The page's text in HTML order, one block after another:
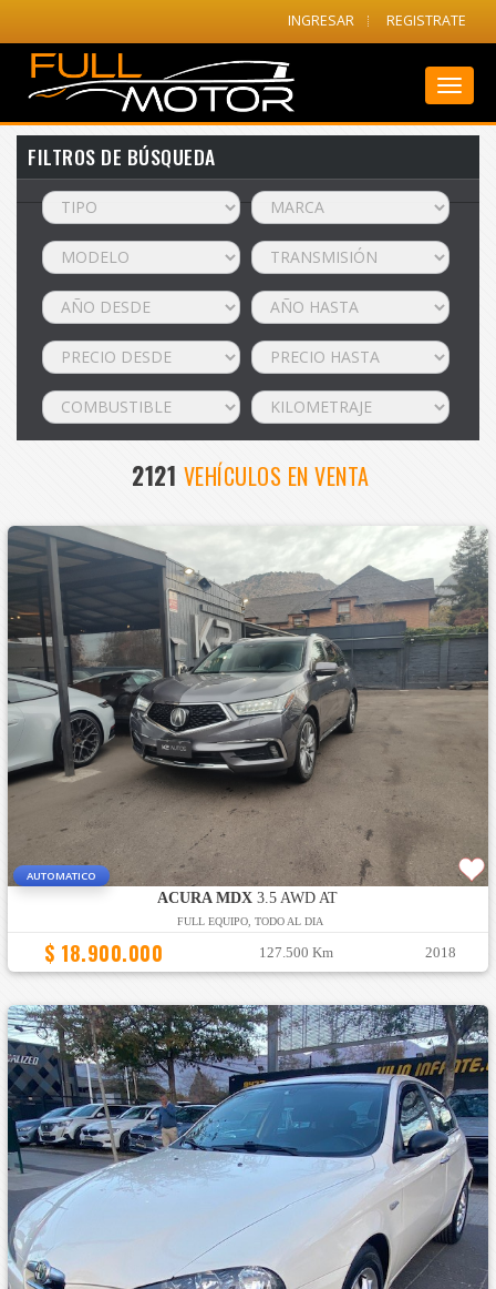
INGRESAR REGISTRATE
FILTROS DE BÚSQUEDA
2121 VEHÍCULOS EN VENTA
AUTOMATICO
ACURA MDX 3.5 AWD AT
FULL EQUIPO, TODO AL DIA
$ 18.900.000 127.500 Km 2018